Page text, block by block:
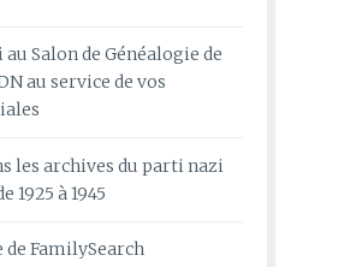
Salon de Généalogie de
au service de vos
les archives du parti nazi
1925 à 1945
de FamilySearch